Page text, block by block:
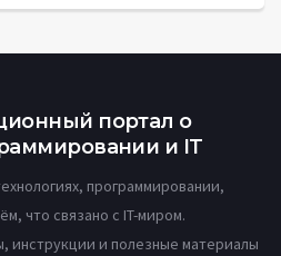
портал о
и IT
программировании,
что связано с IT-миром.
инструкции и полезные материалы